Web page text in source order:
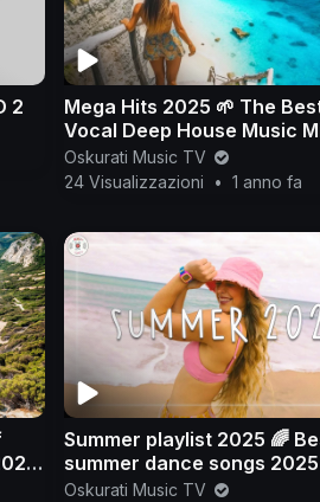
2
Mega Hits 2025 🌱 The
Vocal Deep House Music
🌱 Summer Music Mix 2025
Oskurati Music TV
24 Visualizzazioni
• 1 anno fa
Summer playlist 2025 🌈
summer dance songs
songs 2025
Oskurati Music TV